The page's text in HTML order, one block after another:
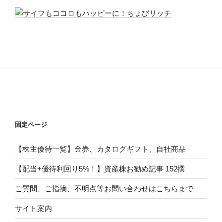
固定ページ
【株主優待一覧】金券、カタログギフト、自社商品
【配当+優待利回り5%！】資産株お勧め記事 152撰
ご質問、ご指摘、不明点等お問い合わせはこちらまで
サイト案内